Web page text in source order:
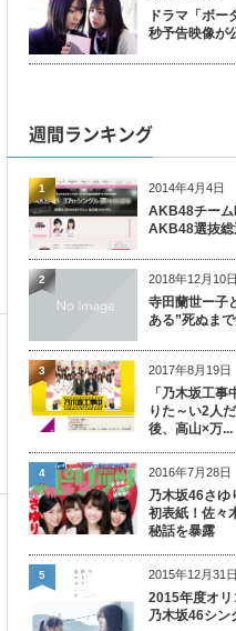
ドラマ「ボー
秒予告映像が
週間ランキング
2014年4月4日
AKB48チーム
AKB48選抜総
1
2018年12月10日
寺田蘭世ー子
ある”死ぬま
2
2017年8月19日
「乃木坂工
りた～い2人
後、高山×万...
3
2016年7月28日
乃木坂46さゆ
初表紙！佐々
秘話を暴露
4
2015年12月31日
2015年度オリ
乃木坂46シン
5